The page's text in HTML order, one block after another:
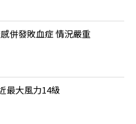
併發敗血症 情況嚴重
最大風力14級